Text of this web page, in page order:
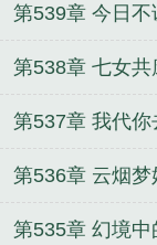
他的身份一层
现。这个被人
的神子；成了
惊世医术拯救
之中妙手回春
的人仰望其背
遮天：当女帝
王：我真不是
1960：我是好
赋！
阴命男魂
的，你让我混
球
那年美加墨
第539章 今日
第538章 七女共
第537章 我代你
第536章 云烟
第535章 幻境